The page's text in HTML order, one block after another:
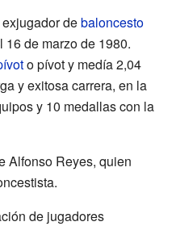
debaloncesto
16 de marzo de 1980.
o pívot y medía 2,04
y exitosa carrera, en la
y 10 medallas con la
Alfonso Reyes, quien
de jugadores